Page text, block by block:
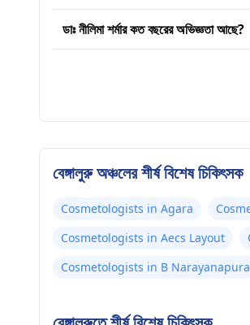
ডাঃ নীলিমা শর্মার কত বছরের অভিজ্ঞতা আছে?
বেঙ্গালুরু অঞ্চলের শীর্ষ বিশেষ চিকিৎসক
Cosmetologists in Agara
Cosmetologists in Aecs Layout
Cosmetologists in B Narayanapura